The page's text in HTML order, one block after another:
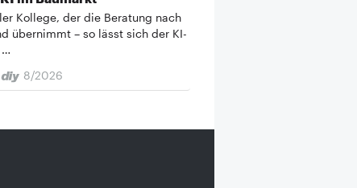
Kollege, der die Beratung nach
übernimmt – so lässt sich der KI-
…
8/2026